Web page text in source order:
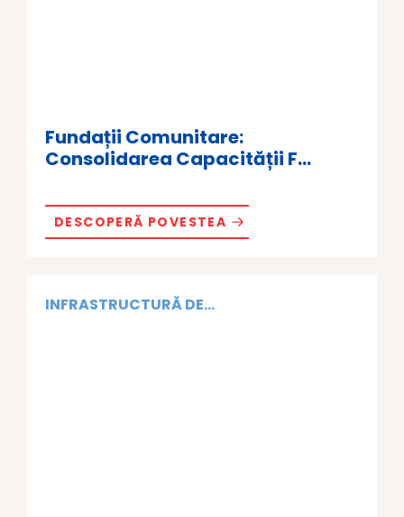
Fundații Comunitare:
Consolidarea Capacității F...
DESCOPERĂ POVESTEA
INFRASTRUCTURĂ DE...